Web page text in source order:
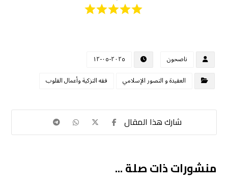
ناصحون
٢٠٢٥-٠٥-١٢
العقيدة و التصور الإسلامي
فقه التزكية وأعمال القلوب
منشورات ذات صلة ...